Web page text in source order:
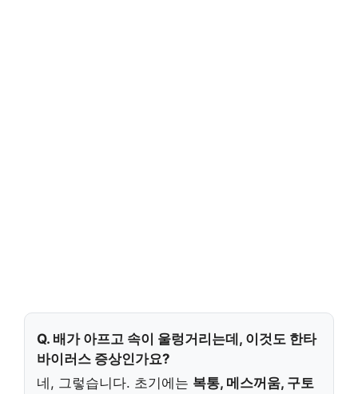
Q. 배가 아프고 속이 울렁거리는데, 이것도 한타
바이러스 증상인가요?
네, 그렇습니다. 초기에는 복통, 메스꺼움, 구토